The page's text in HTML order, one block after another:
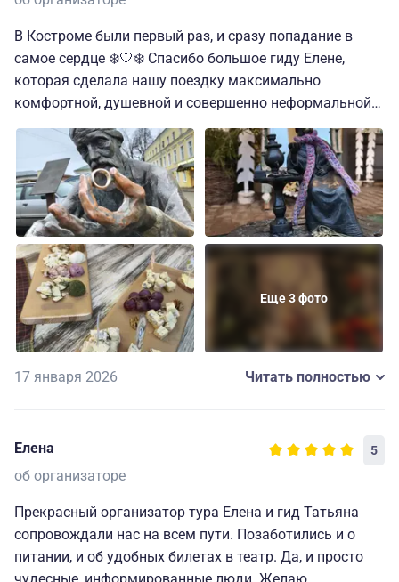
В Костроме были первый раз, и сразу попадание в
самое сердце ❄️🤍❄️ Спасибо большое гиду Елене,
которая сделала нашу поездку максимально
комфортной, душевной и совершенно неформальной
(в самом лучшем смысле этого слова). И театр с очень
сильной постановкой "Без вины виноватых", и усадьба
со очаровательной Снегурочкой и чаепитием
(действительно жемчужина Костромского края), и
музей театрального костюма с невероятно
энергичной хозяйкой, и сам город - всё увиденное и
услышанное произвело на нас отличное впечатление.
Еще 3 фото
17 января 2026 Читать полностью
Елена 5
об организаторе
Прекрасный организатор тура Елена и гид Татьяна
сопровождали нас на всем пути. Позаботились и о
питании, и об удобных билетах в театр. Да, и просто